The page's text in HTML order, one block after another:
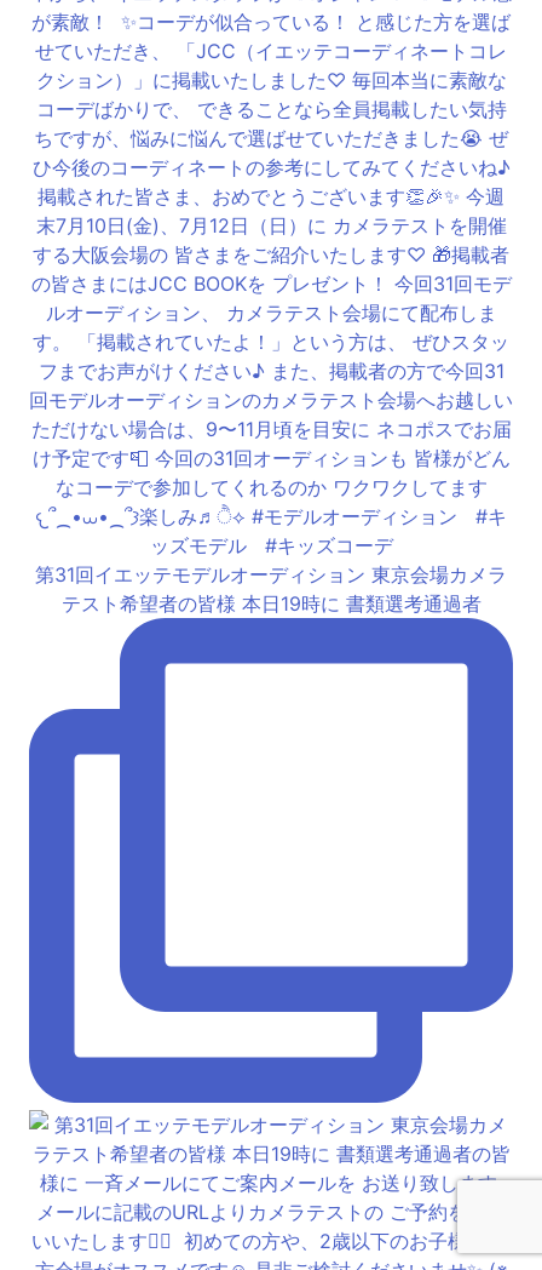
第31回イエッテモデルオーディション 東京会場カメラ
テスト希望者の皆様 本日19時に 書類選考通過者